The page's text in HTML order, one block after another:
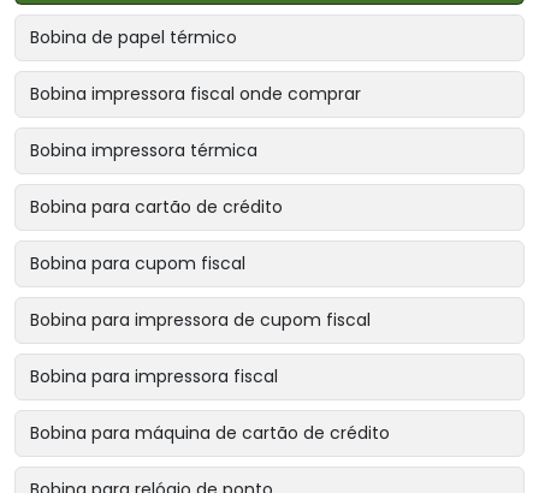
Bobina de papel térmico
Bobina impressora fiscal onde comprar
Bobina impressora térmica
Bobina para cartão de crédito
Bobina para cupom fiscal
Bobina para impressora de cupom fiscal
Bobina para impressora fiscal
Bobina para máquina de cartão de crédito